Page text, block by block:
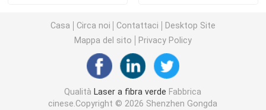
Laser a fibra UV
Laser a fibra ultraveloce
Dispositivo di rimozione degli ostacoli laser
Casa Circa noi Contattaci
Desktop Site
Mappa del sito
Privacy Policy
Qualità Laser a fibra verde Fabbrica
cinese.Copyright © 2026 Shenzhen Gongda